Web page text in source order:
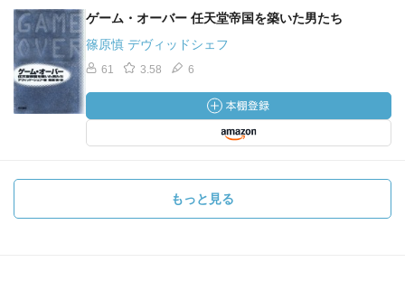
ゲーム・オーバー 任天堂帝国を築いた男たち
篠原慎 デヴィッドシェフ
61 3.58 6
もっと見る